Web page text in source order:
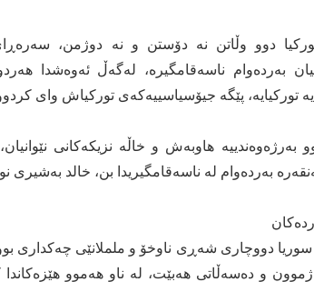
دوو وڵاتن نە دۆستن و نە دوژمن،
بەردەوام ناسەقامگیرە، لەگەڵ ئەوەشدا
تورکیایە، پێگە جیۆسیاسییەکەی تورکیاش وای
بەرژەوەندییە هاوبەش و خاڵە نزیکەکانی
بەردەوام لە ناسەقامگیریدا بن، خالد بەشیری
دووچاری شەڕی ناوخۆ و ململانێی چەکداری
و دەسەڵاتی هەبێت، لە ناو هەموو هێزەکاندا